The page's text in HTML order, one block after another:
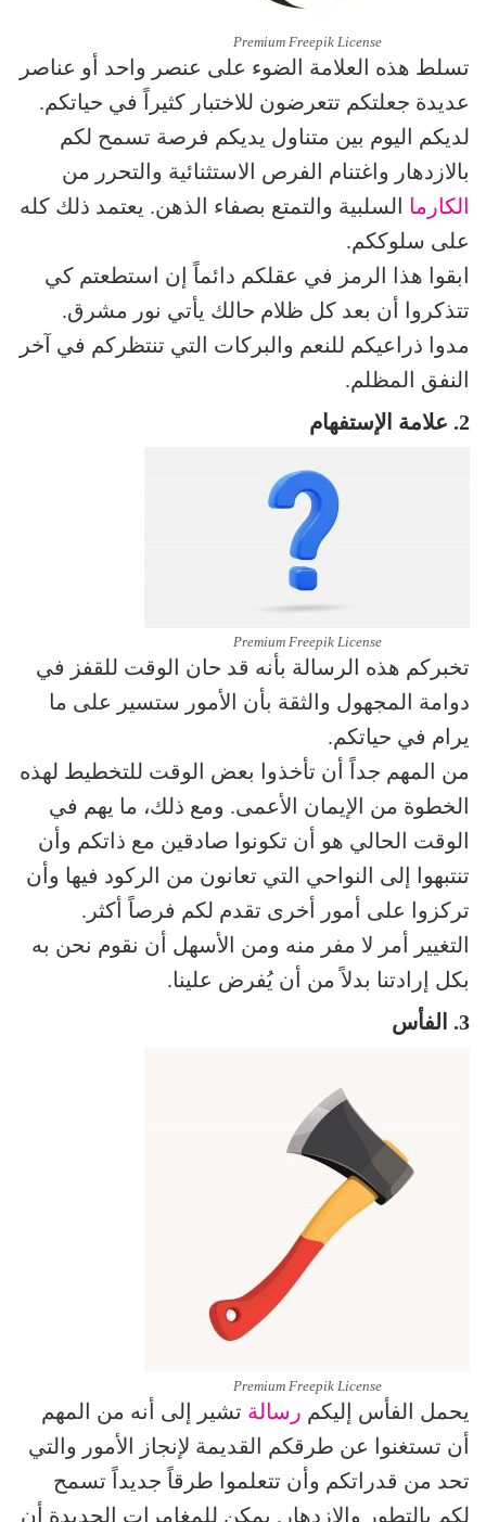
Premium Freepik License
تسلط هذه العلامة الضوء على عنصر واحد أو عناصر
عديدة جعلتكم تتعرضون للاختبار كثيراً في حياتكم.
لديكم اليوم بين متناول يديكم فرصة تسمح لكم
بالازدهار واغتنام الفرص الاستثنائية والتحرر من
الكارما السلبية والتمتع بصفاء الذهن. يعتمد ذلك كله
على سلوككم.
ابقوا هذا الرمز في عقلكم دائماً إن استطعتم كي
تتذكروا أن بعد كل ظلام حالك يأتي نور مشرق.
مدوا ذراعيكم للنعم والبركات التي تنتظركم في آخر
النفق المظلم.
2. علامة الإستفهام
Premium Freepik License
تخبركم هذه الرسالة بأنه قد حان الوقت للقفز في
دوامة المجهول والثقة بأن الأمور ستسير على ما
يرام في حياتكم.
من المهم جداً أن تأخذوا بعض الوقت للتخطيط لهذه
الخطوة من الإيمان الأعمى. ومع ذلك، ما يهم في
الوقت الحالي هو أن تكونوا صادقين مع ذاتكم وأن
تنتبهوا إلى النواحي التي تعانون من الركود فيها وأن
تركزوا على أمور أخرى تقدم لكم فرصاً أكثر.
التغيير أمر لا مفر منه ومن الأسهل أن نقوم نحن به
بكل إرادتنا بدلاً من أن يُفرض علينا.
3. الفأس
Premium Freepik License
يحمل الفأس إليكم رسالة تشير إلى أنه من المهم
أن تستغنوا عن طرقكم القديمة لإنجاز الأمور والتي
تحد من قدراتكم وأن تتعلموا طرقاً جديداً تسمح
لكم بالتطور والازدهار. يمكن للمغامرات الجديدة أن